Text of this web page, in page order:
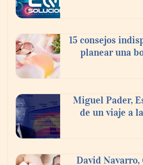
Toro Tapas inaugura su Raw
experiencia desde mediodía
anochecer con cocina abierta
15 consejos
planear una
Miguel Pader,
de un viaje a
David Navarro,